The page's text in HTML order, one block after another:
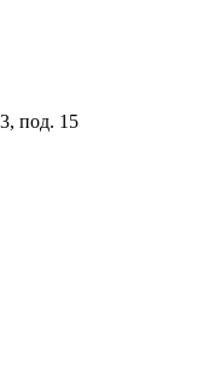
под. 15